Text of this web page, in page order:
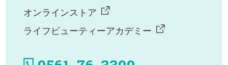
オンラインストア
ライフビューティーアカデミー